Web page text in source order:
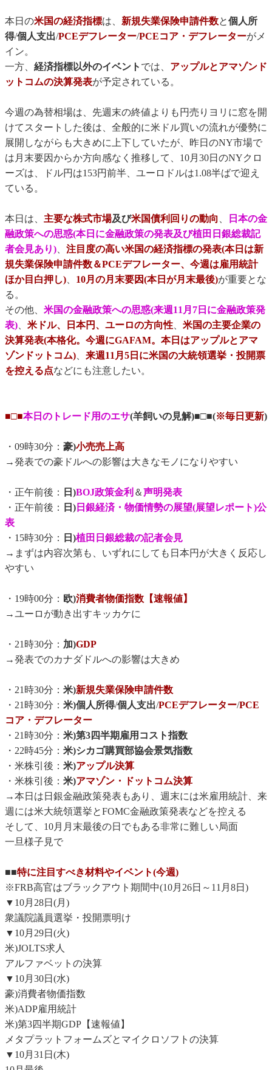
本日の米国の経済指標は、 新規失業保険申請件数と個人所
得/個人支出/PCEデフレーター/PCEコア・デフレーターがメ
イン。
一方、 経済指標以外のイベント では、 アップルとアマゾンド
ットコムの決算発表が予定されている。
今週の為替相場は、先週末の終値よりも円売りヨリに窓を開
けてスタートした後は、全般的に米ドル買いの流れが優勢に
展開しながらも大きめに上下していたが、昨日のNY市場で
は月末要因からか方向感なく推移して、10月30日のNYクロ
ーズは、ドル円は153円前半、ユーロドルは1.08半ばで迎え
ている。
本日は、 主要な株式市場及び米国債利回りの動向 、
日本の金
融政策への思惑(本日に金融政策の発表及び植田日銀総裁記
者会見あり)、 注目度の高い米国の経済指標の発表(本日は新
規失業保険申請件数＆PCEデフレーター、今週は雇用統計
ほか目白押し)、 10月の月末要因(本日が月末最後)が重要とな
る。
その他、 米国の金融政策への思惑(来週11月7日に金融政策発
表)、 米ドル、日本円、ユーロの方向性、 米国の主要企業の
決算発表(本格化。今週にGAFAM。本日はアップルとアマ
ゾンドットコム)、 来週11月5日に米国の大統領選挙・投開票
を控える点などにも注意したい。
■□■本日のトレード用のエサ(羊飼いの見解)■□■(※毎日更新)
・09時30分： 豪)小売売上高
→発表での豪ドルへの影響は大きなモノになりやすい
・正午前後： 日)BOJ政策金利 ＆声明発表
・正午前後：
日) 日銀経済・物価情勢の展望(展望レポート)公
表
・15時30分：
日)植田日銀総裁の記者会見
→まずは内容次第も、いずれにしても日本円が大きく反応し
やすい
・19時00分： 欧)消費者物価指数【速報値】
→ユーロが動き出すキッカケに
・21時30分： 加)GDP
→発表でのカナダドルへの影響は大きめ
・21時30分： 米)新規失業保険申請件数
・21時30分： 米)個人所得/個人支出/PCEデフレーター/PCE
コア・デフレーター
・21時30分： 米)第3四半期雇用コスト指数
・22時45分： 米)シカゴ購買部協会景気指数
・米株引後： 米)アップル決算
・米株引後： 米)アマゾン・ドットコム決算
→本日は日銀金融政策発表もあり、週末には米雇用統計、来
週には米大統領選挙とFOMC金融政策発表などを控える
そして、10月月末最後の日でもある非常に難しい局面
一旦様子見で
■■特に注目すべき材料やイベント(今週)
※FRB高官はブラックアウト期間中(10月26日～11月8日)
▼10月28日(月)
衆議院議員選挙・投開票明け
▼10月29日(火)
米)JOLTS求人
アルファベットの決算
▼10月30日(水)
豪)消費者物価指数
米)ADP雇用統計
米)第3四半期GDP【速報値】
メタプラットフォームズとマイクロソフトの決算
▼10月31日(木)